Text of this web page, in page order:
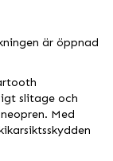
är öppnad
slitage och
Med